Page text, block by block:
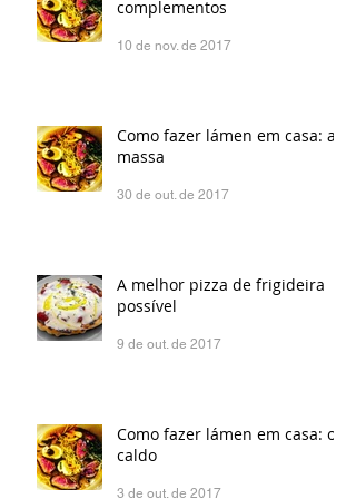
complementos
10 de nov. de 2017
Como fazer lámen em casa: a
massa
30 de out. de 2017
A melhor pizza de frigideira
possível
9 de out. de 2017
Como fazer lámen em casa: o
caldo
3 de out. de 2017